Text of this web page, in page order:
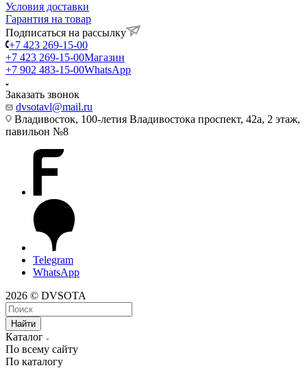
Условия доставки
Гарантия на товар
Подписаться на рассылку
+7 423 269-15-00
+7 423 269-15-00Магазин
+7 902 483-15-00WhatsApp
Заказать звонок
dvsotavl@mail.ru
Владивосток, 100-летия Владивостока проспект, 42а, 2 этаж,
павильон №8
Telegram
WhatsApp
2026 © DVSOTA
Найти
Каталог
По всему сайту
По каталогу